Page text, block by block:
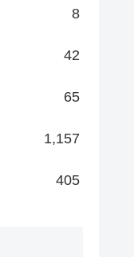
8
42
65
1,157
405